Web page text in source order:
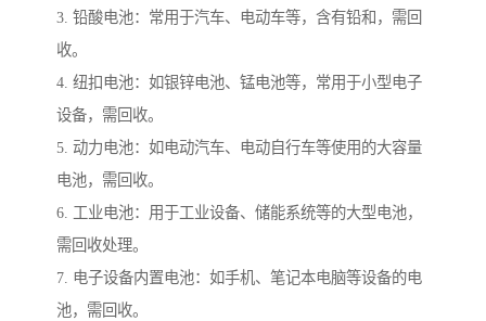
3. 铅酸电池：常用于汽车、电动车等，含有铅和，需回
收。
4. 纽扣电池：如银锌电池、锰电池等，常用于小型电子
设备，需回收。
5. 动力电池：如电动汽车、电动自行车等使用的大容量
电池，需回收。
6. 工业电池：用于工业设备、储能系统等的大型电池，
需回收处理。
7. 电子设备内置电池：如手机、笔记本电脑等设备的电
池，需回收。